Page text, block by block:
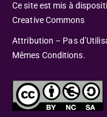
Ce site est mis à
Creative Commons
Attribution – Pas
Mêmes Conditions.